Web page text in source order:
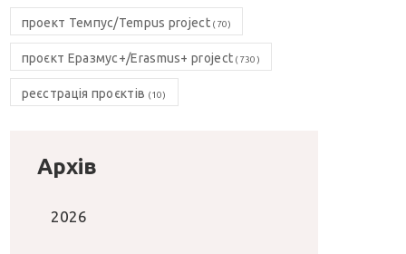
проект Темпус/Tempus project(70)
проєкт Еразмус+/Erasmus+ project (730)
реєстрація проєктів (10)
Архів
2026